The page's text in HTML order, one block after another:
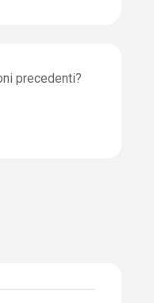
precedenti?